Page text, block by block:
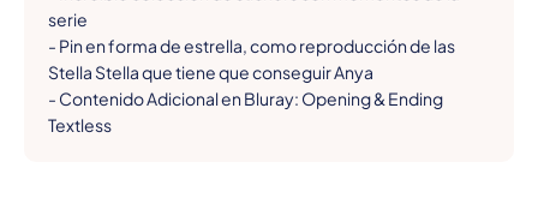
serie
- Pin en forma de estrella, como reproducción de las
Stella Stella que tiene que conseguir Anya
- Contenido Adicional en Bluray: Opening & Ending
Textless